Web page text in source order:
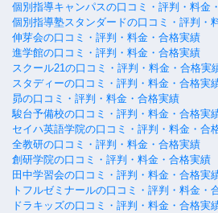
個別指導キャンパスの口コミ・評判・料金
個別指導塾スタンダードの口コミ・評判・
伸芽会の口コミ・評判・料金・合格実績
進学館の口コミ・評判・料金・合格実績
スクール21の口コミ・評判・料金・合格実
スタディーの口コミ・評判・料金・合格実
昴の口コミ・評判・料金・合格実績
駿台予備校の口コミ・評判・料金・合格実
セイハ英語学院の口コミ・評判・料金・合
全教研の口コミ・評判・料金・合格実績
創研学院の口コミ・評判・料金・合格実績
田中学習会の口コミ・評判・料金・合格実
トフルゼミナールの口コミ・評判・料金・
ドラキッズの口コミ・評判・料金・合格実